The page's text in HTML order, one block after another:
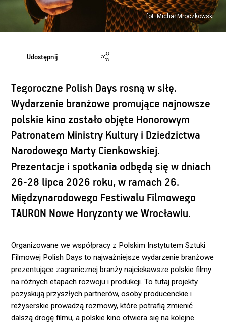
fot. Michał Mroczkowski
Udostępnij
Tegoroczne Polish Days rosną w siłę.
Wydarzenie branżowe promujące najnowsze
polskie kino zostało objęte Honorowym
Patronatem Ministry Kultury i Dziedzictwa
Narodowego Marty Cienkowskiej.
Prezentacje i spotkania odbędą się w dniach
26-28 lipca 2026 roku, w ramach 26.
Międzynarodowego Festiwalu Filmowego
TAURON Nowe Horyzonty we Wrocławiu.
Organizowane we współpracy z Polskim Instytutem Sztuki
Filmowej Polish Days to najważniejsze wydarzenie branżowe
prezentujące zagranicznej branży najciekawsze polskie filmy
na różnych etapach rozwoju i produkcji. To tutaj projekty
pozyskują przyszłych partnerów, osoby producenckie i
reżyserskie prowadzą rozmowy, które potrafią zmienić
dalszą drogę filmu, a polskie kino otwiera się na kolejne